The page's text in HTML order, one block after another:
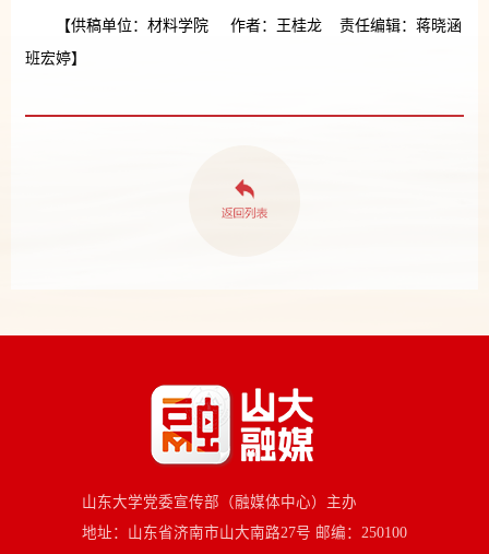
【供稿单位：材料学院 作者：王桂龙 责任编辑：蒋晓涵
班宏婷】
山东大学党委宣传部（融媒体中心）主办
地址：山东省济南市山大南路27号 邮编：250100